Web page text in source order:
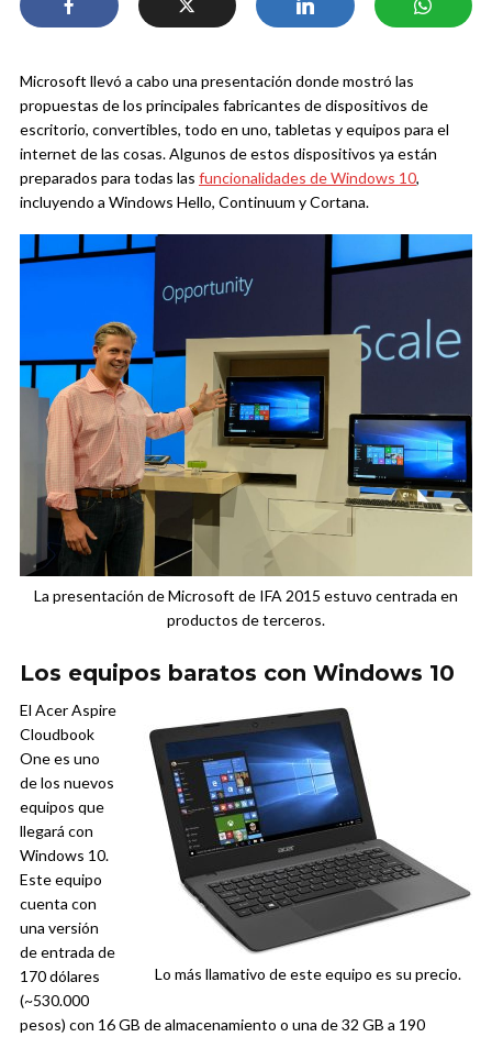
Microsoft llevó a cabo una presentación donde mostró las
propuestas de los principales fabricantes de dispositivos de
escritorio, convertibles, todo en uno, tabletas y equipos para el
internet de las cosas. Algunos de estos dispositivos ya están
preparados para todas las funcionalidades de Windows 10,
incluyendo a Windows Hello, Continuum y Cortana.
La presentación de Microsoft de IFA 2015 estuvo centrada en
productos de terceros.
Los equipos baratos con Windows 10
Lo más llamativo de este equipo es su precio.
El Acer Aspire
Cloudbook
One es uno
de los nuevos
equipos que
llegará con
Windows 10.
Este equipo
cuenta con
una versión
de entrada de
170 dólares
(~530.000
pesos) con 16 GB de almacenamiento o una de 32 GB a 190